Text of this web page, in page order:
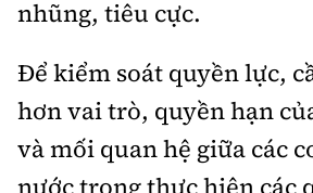
nhũng, tiêu cực.
Để kiểm soát quyền lực,
hơn vai trò, quyền hạn
và mối quan hệ giữa các